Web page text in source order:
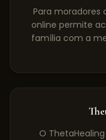
Para moradores
online permite
família com a
O